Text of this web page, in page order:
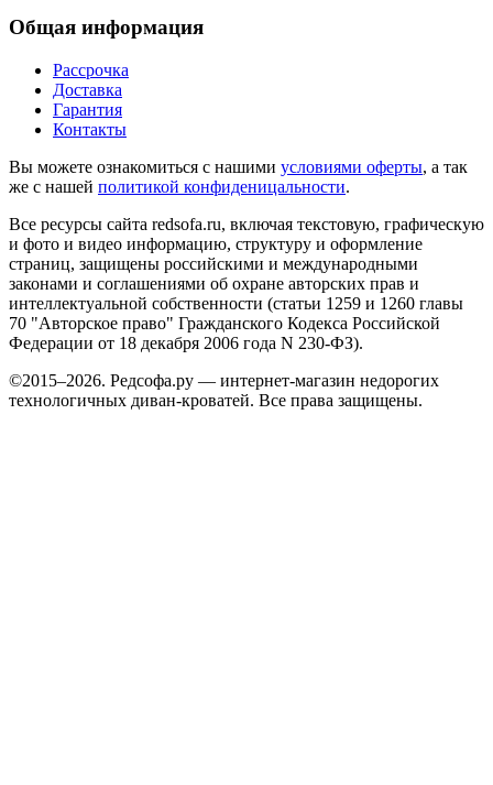
Общая информация
Рассрочка
Доставка
Гарантия
Контакты
Вы можете ознакомиться с нашими условиями оферты, а так
же с нашей политикой конфиденицальности.
Все ресурсы сайта redsofa.ru, включая текстовую, графическую
и фото и видео информацию, структуру и оформление
страниц, защищены российскими и международными
законами и соглашениями об охране авторских прав и
интеллектуальной собственности (статьи 1259 и 1260 главы
70 "Авторское право" Гражданского Кодекса Российской
Федерации от 18 декабря 2006 года N 230-ФЗ).
©2015–2026. Редсофа.ру — интернет-магазин недорогих
технологичных диван-кроватей. Все права защищены.